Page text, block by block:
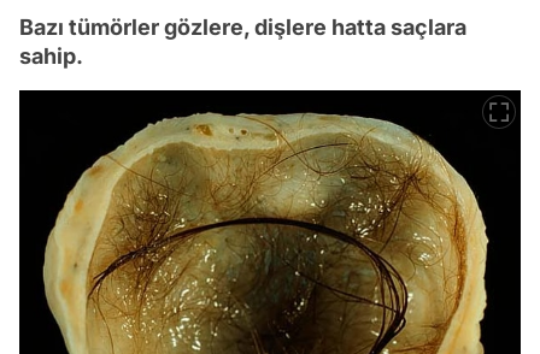
Bazı tümörler gözlere, dişlere hatta saçlara
sahip.